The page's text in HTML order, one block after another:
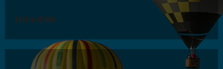
Lettre d'info